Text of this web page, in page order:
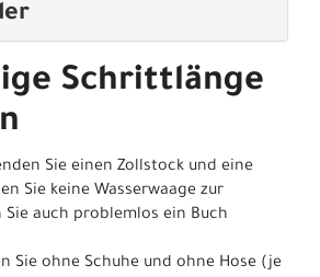
Schrittlänge
Sie einen Zollstock und eine
Sie keine Wasserwaage zur
Sie auch problemlos ein Buch
Sie ohne Schuhe und ohne Hose (je